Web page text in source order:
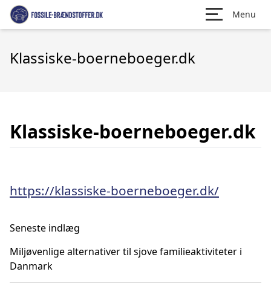
Menu
Klassiske-boerneboeger.dk
Klassiske-boerneboeger.dk
https://klassiske-boerneboeger.dk/
Seneste indlæg
Miljøvenlige alternativer til sjove familieaktiviteter i
Danmark